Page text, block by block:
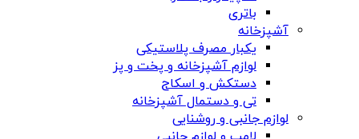
باتری
آشپزخانه
یکبار مصرف پلاستیکی
لوازم آشپزخانه و پخت و پز
دستکش و اسکاج
تی و دستمال آشپزخانه
لوازم جانبی و روشنایی